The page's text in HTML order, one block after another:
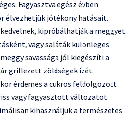
Fagyasztva egész évben
élvezhetjük jótékony hatásait.
kipróbálhatják a meggyet
vagy saláták különleges
savassága jól kiegészíti a
grillezett zöldségek ízét.
érdemes a cukros feldolgozott
vagy fagyasztott változatot
kihasználjuk a természetes